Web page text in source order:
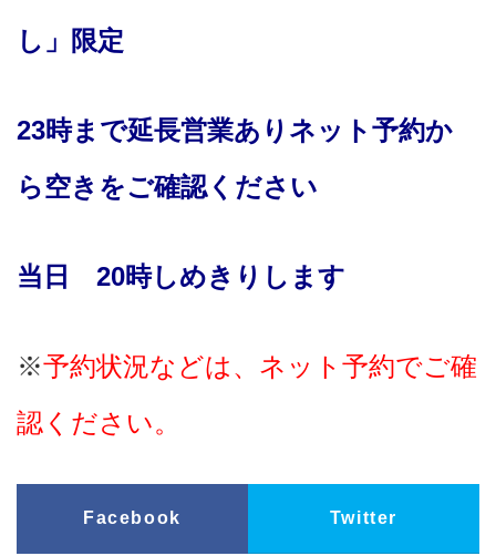
し」限定
23時まで延長営業ありネット予約か
ら空きをご確認ください
当日 20時しめきりします
※予約状況などは、ネット予約でご確
認ください。
Facebook Twitter